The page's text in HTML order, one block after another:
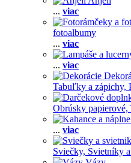
... viac
fotoalbumy
... viac
... viac
Tabuľky a zápichy,
Obrúsky papierové,
... viac
Sviečky, Svietníky